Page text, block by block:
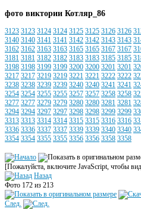
фото виктории Котляр_86
3123 3123 3124 3124 3125 3125 3126 3126
3140 3140 3141 3141 3142 3142 3143 3143
3162 3162 3163 3163 3165 3165 3167 3167
3181 3181 3182 3182 3183 3183 3185 3185
3198 3198 3199 3199 3200 3200 3201 3201
3217 3217 3219 3219 3221 3221 3222 3222
3238 3238 3239 3239 3240 3240 3241 3241
3254 3254 3255 3255 3257 3257 3258 3258
3277 3277 3279 3279 3280 3280 3281 3281
3294 3294 3297 3297 3298 3298 3299 3299
3313 3313 3314 3314 3315 3315 3316 3316
3336 3336 3337 3337 3339 3339 3340 3340
3354 3354 3355 3355 3356 3356 3358 3358
[Пожалуйста, включите JavaScript, чтобы
Назад
Фото 172 из 213
След.